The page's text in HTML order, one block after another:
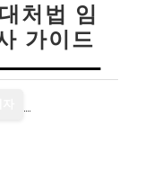
처법 임
가이드